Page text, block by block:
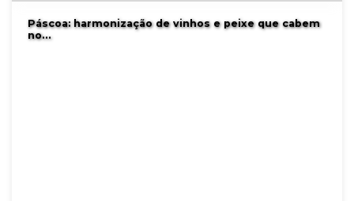
Páscoa: harmonização de vinhos e peixe que cabem
no…